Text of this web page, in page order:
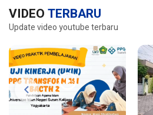
VIDEOTERBARU
Update video youtube terbaru